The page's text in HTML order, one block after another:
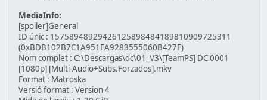
MediaInfo:
[spoiler]General
ID únic : 15758948929426125898484189810909725311
(0xBDB102B7C1A951FA9283555060B427F)
Nom complet : C:\Descargas\dc\01_V3\[TeamPS] DC 0001
[1080p] [Multi-Audio+Subs.Forzados].mkv
Format : Matroska
Versió format : Version 4